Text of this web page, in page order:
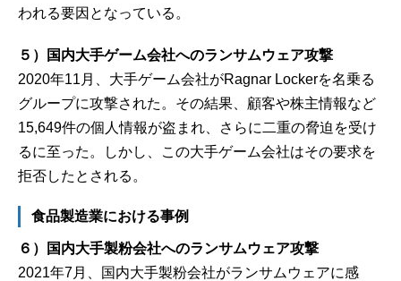
われる要因となっている。
５）国内大手ゲーム会社へのランサムウェア攻撃
2020年11月、大手ゲーム会社がRagnar Lockerを名乗る
グループに攻撃された。その結果、顧客や株主情報など
15,649件の個人情報が盗まれ、さらに二重の脅迫を受け
るに至った。しかし、この大手ゲーム会社はその要求を
拒否したとされる。
食品製造業における事例
６）国内大手製粉会社へのランサムウェア攻撃
2021年7月、国内大手製粉会社がランサムウェアに感